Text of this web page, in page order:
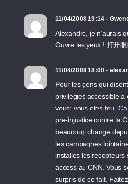
11/04/2008 19:14 -
Alexandre, je n’aurais
Ouvre les yeux ! 打开眼
11/04/2008 18:00 -
Pour les gens qui
privilegies accessible
vous: vous etes fou.
pre-injustice contre la
beaucoup change
les campagnes
installes les recepteurs
access au CNN. Vous
surpris de ce fait.